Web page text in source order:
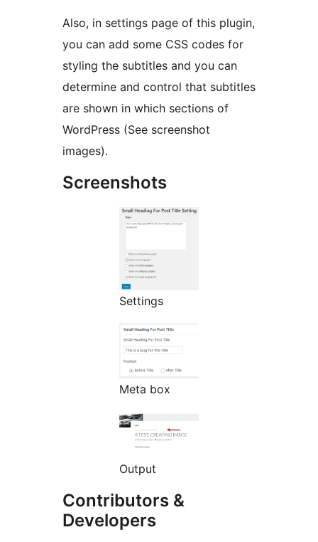
Also, in settings page of this plugin,
you can add some CSS codes for
styling the subtitles and you can
determine and control that subtitles
are shown in which sections of
WordPress (See screenshot
images).
Screenshots
Settings
Meta box
Output
Contributors &
Developers